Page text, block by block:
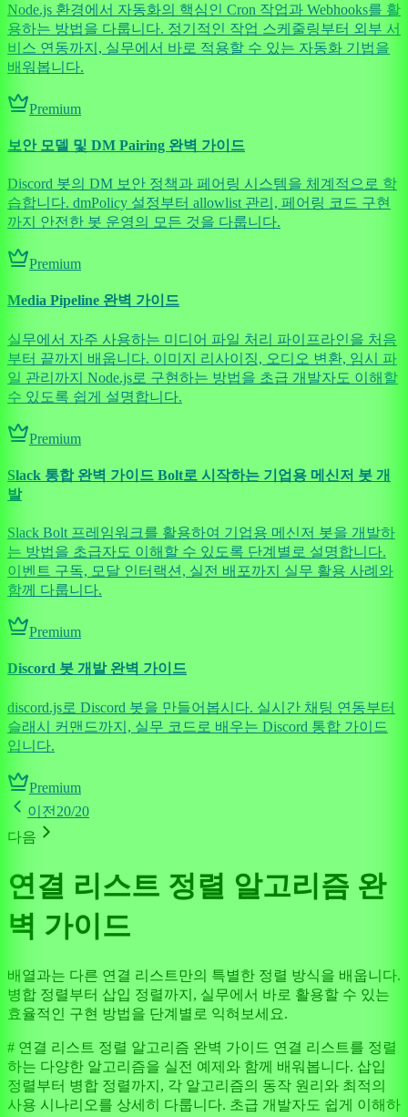
Node.js 환경에서 자동화의 핵심인 Cron 작업과 Webhooks를 활
용하는 방법을 다룹니다. 정기적인 작업 스케줄링부터 외부 서
비스 연동까지, 실무에서 바로 적용할 수 있는 자동화 기법을
배워봅니다.
Premium
보안 모델 및 DM Pairing 완벽 가이드
Discord 봇의 DM 보안 정책과 페어링 시스템을 체계적으로 학
습합니다. dmPolicy 설정부터 allowlist 관리, 페어링 코드 구현
까지 안전한 봇 운영의 모든 것을 다룹니다.
Premium
Media Pipeline 완벽 가이드
실무에서 자주 사용하는 미디어 파일 처리 파이프라인을 처음
부터 끝까지 배웁니다. 이미지 리사이징, 오디오 변환, 임시 파
일 관리까지 Node.js로 구현하는 방법을 초급 개발자도 이해할
수 있도록 쉽게 설명합니다.
Premium
Slack 통합 완벽 가이드 Bolt로 시작하는 기업용 메신저 봇 개
발
Slack Bolt 프레임워크를 활용하여 기업용 메신저 봇을 개발하
는 방법을 초급자도 이해할 수 있도록 단계별로 설명합니다.
이벤트 구독, 모달 인터랙션, 실전 배포까지 실무 활용 사례와
함께 다룹니다.
Premium
Discord 봇 개발 완벽 가이드
discord.js로 Discord 봇을 만들어봅시다. 실시간 채팅 연동부터
슬래시 커맨드까지, 실무 코드로 배우는 Discord 통합 가이드
입니다.
Premium
이전 20/20
다음
연결 리스트 정렬 알고리즘 완
벽 가이드
배열과는 다른 연결 리스트만의 특별한 정렬 방식을 배웁니다.
병합 정렬부터 삽입 정렬까지, 실무에서 바로 활용할 수 있는
효율적인 구현 방법을 단계별로 익혀보세요.
# 연결 리스트 정렬 알고리즘 완벽 가이드 연결 리스트를 정렬
하는 다양한 알고리즘을 실전 예제와 함께 배워봅니다. 삽입
정렬부터 병합 정렬까지, 각 알고리즘의 동작 원리와 최적의
사용 시나리오를 상세히 다룹니다. 초급 개발자도 쉽게 이해하